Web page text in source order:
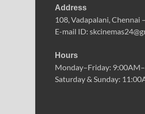
Address
108, Vadapalani, Chennai
E-mail ID:
Hours
Monday–Friday:
Saturday & Sunday: